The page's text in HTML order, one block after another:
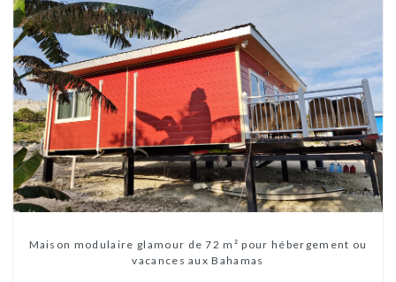
Maison modulaire glamour de 72 m² pour hébergement ou
vacances aux Bahamas